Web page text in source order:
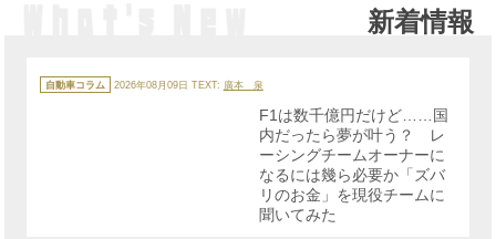
新着情報
テ
ゴ
自動車コラム 2026年08月09日 TEXT: 廣本 泉
F1は数千億円だけど……国
内だったら夢が叶う？ レ
ーシングチームオーナーに
なるには幾ら必要か「ズバ
リのお金」を現役チームに
聞いてみた